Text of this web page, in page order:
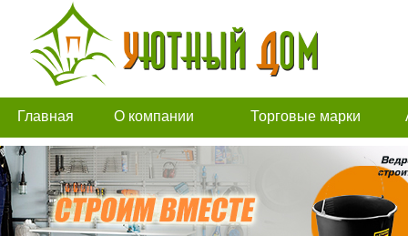
Главная О компании Торговые марки